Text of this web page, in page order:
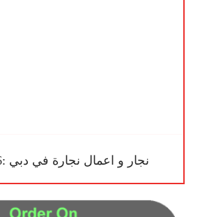
نجار و اعمال نجارة في دبي :0545681606